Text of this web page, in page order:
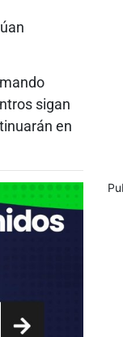
sigan
en